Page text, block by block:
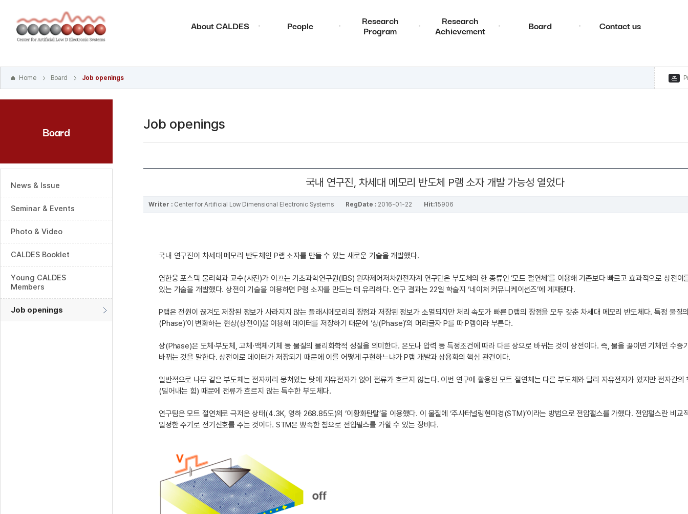
바로가기
주메뉴
바로가기
About CALDES People Research
Program
Research
Achievement Board Contact us
Home Board Job openings
Board
News & Issue
Seminar & Events
Photo & Video
CALDES Booklet
Young CALDES
Members
Job openings
Job openings
국내 연구진, 차세대 메모리 반도체 P램 소자 개발 가능성 열었다
Writer : Center for Artificial Low Dimensional Electronic Systems RegDate : 2016-01-22 Hit:15906
국내 연구진이 차세대 메모리 반도체인 P램 소자를 만들 수 있는 새로운 기술을 개발했다.
염한웅 포스텍 물리학과 교수(사진)가 이끄는 기초과학연구원(IBS) 원자제어저차원전자계 연구단은 부도체의 한 종류인 ‘모트 절연체’를 이용해 기존보다 빠르고 효과적으로 상전이
있는 기술을 개발했다. 상전이 기술을 이용하면 P램 소자를 만드는 데 유리하다. 연구 결과는 22일 학술지 ‘네이처 커뮤니케이션즈’에 게재됐다.
P램은 전원이 끊겨도 저장된 정보가 사라지지 않는 플래시메모리의 장점과 저장된 정보가 소멸되지만 처리 속도가 빠른 D램의 장점을 모두 갖춘 차세대 메모리 반도체다. 특정 물질
(Phase)’이 변화하는 현상(상전이)을 이용해 데이터를 저장하기 때문에 ‘상(Phase)’의 머리글자 P를 따 P램이라 부른다.
상(Phase)은 도체·부도체, 고체·액체·기체 등 물질의 물리화학적 성질을 의미한다. 온도나 압력 등 특정조건에 따라 다른 상으로 바뀌는 것이 상전이다. 즉, 물을 끓이면 기체인 수증
바뀌는 것을 말한다. 상전이로 데이터가 저장되기 때문에 이를 어떻게 구현하느냐가 P램 개발과 상용화의 핵심 관건이다.
일반적으로 나무 같은 부도체는 전자끼리 뭉쳐있는 탓에 자유전자가 없어 전류가 흐르지 않는다. 이번 연구에 활용된 모트 절연체는 다른 부도체와 달리 자유전자가 있지만 전자간의
(밀어내는 힘) 때문에 전류가 흐르지 않는 특수한 부도체다.
연구팀은 모트 절연체로 극저온 상태(4.3K, 영하 268.85도)의 ‘이황화탄탈’을 이용했다. 이 물질에 ‘주사터널링현미경(STM)’이라는 방법으로 전압펄스를 가했다. 전압펄스란 비교
일정한 주기로 전기신호를 주는 것이다. STM은 뾰족한 침으로 전압펄스를 가할 수 있는 장비다.